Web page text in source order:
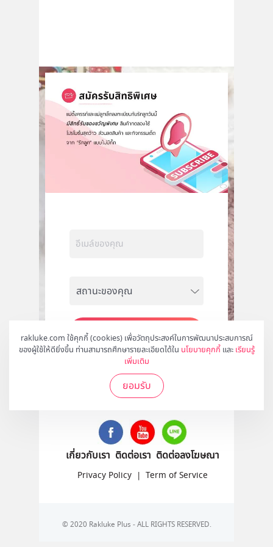
rakluke.com ใช้คุกกี้ (cookies) เพื่อวัตถุประสงค์ในการพัฒนาประสบการณ์
ของผู้ใช้ให้ดียิ่งขึ้น ท่านสามารถศึกษารายละเอียดได้ใน นโยบายคุกกี้ และ เรียนรู้
เพิ่มเติม
ยอมรับ
สมัคร
ติดตามเราได้ที่
เกี่ยวกับเรา ติดต่อเรา ติดต่อลงโฆษณา
Privacy Policy | Term of Service
© 2020 Rakluke Plus - ALL RIGHTS RESERVED.